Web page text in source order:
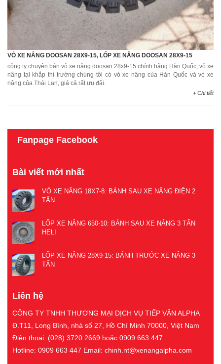
VỎ XE NÂNG DOOSAN 28X9-15, LỐP XE NÂNG DOOSAN 28X9-15
công ty chuyên bán vỏ xe nâng doosan 28x9-15 chính hãng Hàn Quốc, vỏ xe
nâng tại khắp thì trường chúng tôi có vỏ xe nâng của Hàn Quốc và vỏ xe
nâng của Thái Lan, giá cả rất ưu đãi.
+ Chi tiết
Fanpage Facebook
Bài viết mới nhất
VỎ XE NÂNG 18X7-8: BÁNH SAU XE NÂNG ĐIỆN 2
TẤN
LỐP XE NÂNG 650-10: BÁNH SAU XE NÂNG 3 TẤN
HELI
LỐP XE NÂNG 28X9-15: BÁNH TRƯỚC XE NÂNG 3
TẤN
Liên hệ
CÔNG TY TNHH THƯƠNG MẠI DỊCH VỤ TIẾP VẬN ALPHA
Đ.T11, Long Bình, nhà số 27, Hồ Chí Minh 70000, Việt Nam
Điện thoại: (028) 3720 2669 hoặc 0909 663 447
Hotline: 0909 663 447 Email: chinh.nt@xenangalpha.com